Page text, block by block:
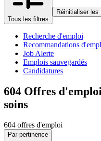
Tous les filtres
Réinitialiser les
Recherche d'emploi
Recommandations
Job Alerte
Emplois sauvegardés
Candidatures
604 Offres
soins
604 offres d'emploi
Par pertinence